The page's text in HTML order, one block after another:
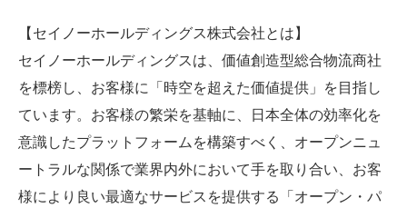
【セイノーホールディングス株式会社とは】
セイノーホールディングスは、価値創造型総合物流商社
を標榜し、お客様に「時空を超えた価値提供」を目指し
ています。お客様の繁栄を基軸に、日本全体の効率化を
意識したプラットフォームを構築すべく、オープンニュ
ートラルな関係で業界内外において手を取り合い、お客
様により良い最適なサービスを提供する「オープン・パ